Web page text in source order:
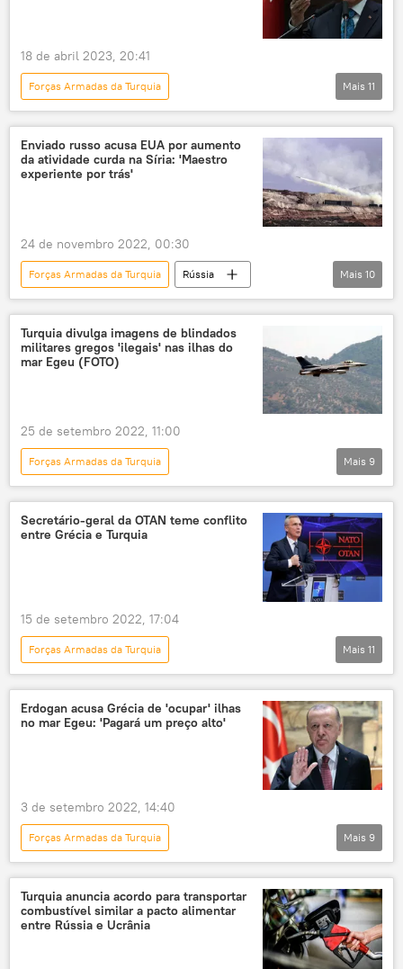
curdos
combatentes curdos
Ancara
18 de abril 2023, 20:41
Forças Armadas da Turquia
Panorama internacional
Turquia
Marinha da Turquia
Forças Armadas do Reino Unido
navio
drone
VANT
Mais 11
Enviado russo acusa EUA por aumento
da atividade curda na Síria: 'Maestro
experiente por trás'
24 de novembro 2022, 00:30
Forças Armadas da Turquia
Rússia
Panorama internacional
Força Aérea da Turquia
Turquia
Exército da Turquia
curdos
Irã
Mais 10
Turquia divulga imagens de blindados
militares gregos 'ilegais' nas ilhas do
mar Egeu (FOTO)
25 de setembro 2022, 11:00
Forças Armadas da Turquia
Panorama internacional
Europa
Turquia
Exército da Turquia
Força Aérea da Turquia
territórios disputados
Mais 9
Secretário-geral da OTAN teme conflito
entre Grécia e Turquia
15 de setembro 2022, 17:04
Forças Armadas da Turquia
Panorama internacional
Europa
Grécia
Ministério das Relações Exteriores da Grécia
Turquia
Força Aérea da Turquia
Marinha da Turquia
conflito
Mevlut Cavusoglu
Mais 11
Erdogan acusa Grécia de 'ocupar' ilhas
no mar Egeu: 'Pagará um preço alto'
3 de setembro 2022, 14:40
Forças Armadas da Turquia
Panorama internacional
Grécia
Turquia
Exército da Turquia
Força Aérea da Turquia
ilhas gregas
Mais 9
Turquia anuncia acordo para transportar
combustível similar a pacto alimentar
entre Rússia e Ucrânia